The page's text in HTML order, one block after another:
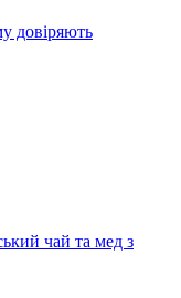
довіряють
чай та мед з